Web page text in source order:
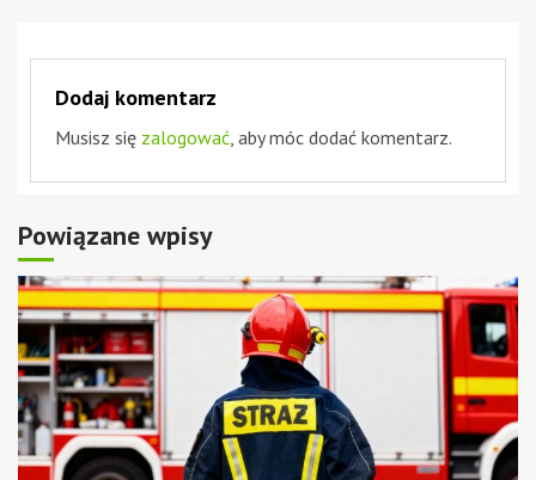
Dodaj komentarz
Musisz się zalogować , aby móc dodać komentarz.
Powiązane wpisy